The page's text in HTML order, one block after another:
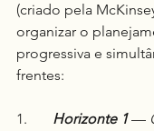
(criado pela
organizar o
progressiva e
frentes:
Horizonte 1 —